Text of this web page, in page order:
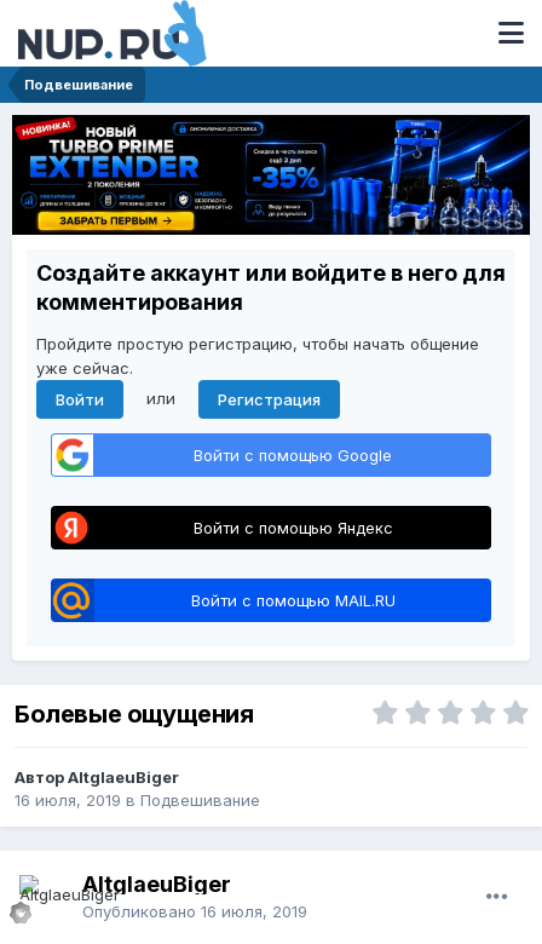
Подвешивание
Создайте аккаунт или войдите в него для
комментирования
Пройдите простую регистрацию, чтобы начать общение
уже сейчас.
Войти
или Регистрация
Войти с помощью Google
Войти с помощью Яндекс
Войти с помощью MAIL.RU
Болевые ощущения
Автор AltglaeuBiger
16 июля, 2019 в Подвешивание
AltglaeuBiger
Опубликовано 16 июля, 2019